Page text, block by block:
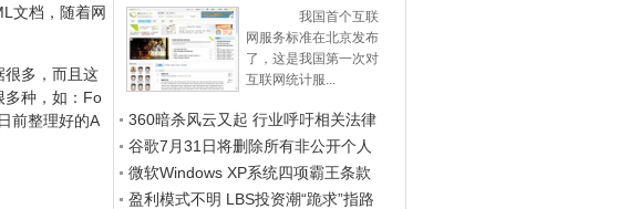
文档，随着网
多，而且这
多种，如：Fo
前整理好的A
天
我国首个互联
网服务标准在北京发布
了，这是我国第一次对
互联网统计服...
360暗杀风云又起 行业呼吁相关法律
尽快出台
谷歌7月31日将删除所有非公开个人
资料页面
微软Windows XP系统四项霸王条款
被判无效
盈利模式不明 LBS投资潮“跪求”指路